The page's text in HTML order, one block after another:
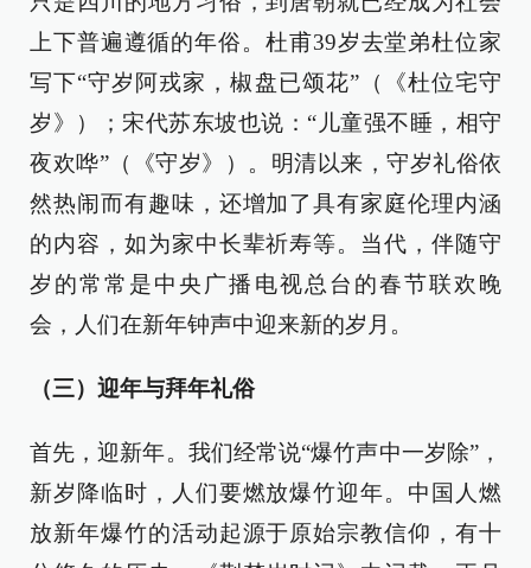
上下普遍遵循的年俗。杜甫39岁去堂弟杜位家
写下“守岁阿戎家，椒盘已颂花”（《杜位宅守
岁》）；宋代苏东坡也说：“儿童强不睡，相守
夜欢哗”（《守岁》）。明清以来，守岁礼俗依
然热闹而有趣味，还增加了具有家庭伦理内涵
的内容，如为家中长辈祈寿等。当代，伴随守
岁的常常是中央广播电视总台的春节联欢晚
会，人们在新年钟声中迎来新的岁月。
（三）迎年与拜年礼俗
首先，迎新年。我们经常说“爆竹声中一岁除”，
新岁降临时，人们要燃放爆竹迎年。中国人燃
放新年爆竹的活动起源于原始宗教信仰，有十